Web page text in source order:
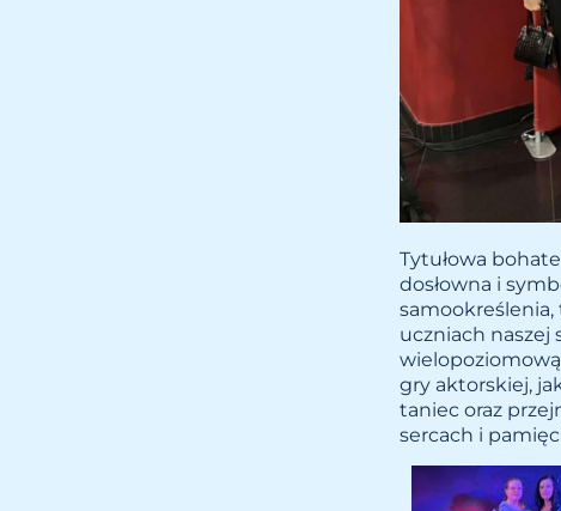
Tytułowa
dosłowna i
samookreślenia,
uczniach naszej
gry aktorskiej,
taniec oraz
sercach i